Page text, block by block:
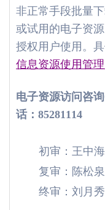
非正常手段批量
或试用的电子资
授权用户使用。具
信息资源使用管理
电子资源访问咨询
话： 85281114
初审：王中海
复审：陈松泉
终审：刘月秀